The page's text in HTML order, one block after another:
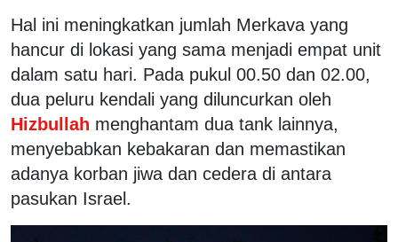
Hal ini meningkatkan jumlah Merkava yang
hancur di lokasi yang sama menjadi empat unit
dalam satu hari. Pada pukul 00.50 dan 02.00,
dua peluru kendali yang diluncurkan oleh
Hizbullah menghantam dua tank lainnya,
menyebabkan kebakaran dan memastikan
adanya korban jiwa dan cedera di antara
pasukan Israel.